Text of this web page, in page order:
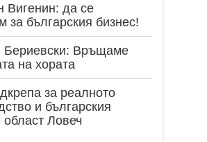
Вигенин: да се
за българския бизнес!
Бериевски: Връщаме
на хората
за реалното
и българския
област Ловеч